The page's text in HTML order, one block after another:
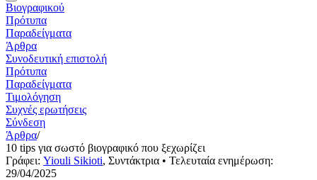
Βιογραφικού
Πρότυπα
Παραδείγματα
Άρθρα
Συνοδευτική επιστολή
Πρότυπα
Παραδείγματα
Τιμολόγηση
Συχνές ερωτήσεις
Σύνδεση
Άρθρα/
10 tips για σωστό βιογραφικό που ξεχωρίζει
Γράφει: Yiouli Sikioti, Συντάκτρια • Τελευταία ενημέρωση:
29/04/2025